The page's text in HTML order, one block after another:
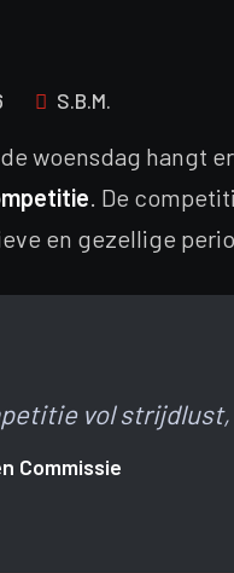
S.B.M.
woensdag hangt
. De
en gezellige
vol
Commissie